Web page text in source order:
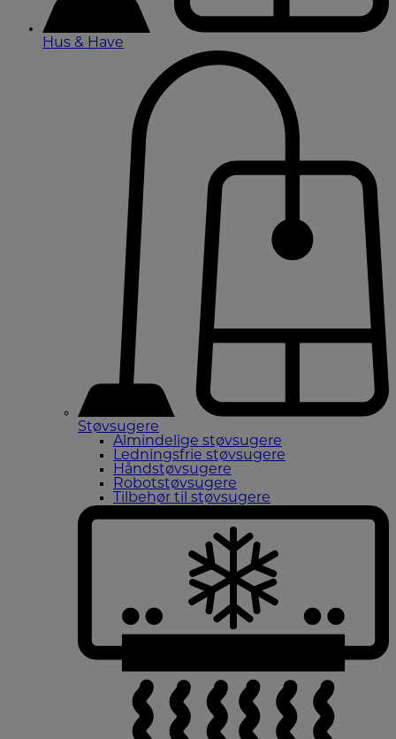
Hus & Have
Støvsugere
Almindelige støvsugere
Ledningsfrie støvsugere
Håndstøvsugere
Robotstøvsugere
Tilbehør til støvsugere